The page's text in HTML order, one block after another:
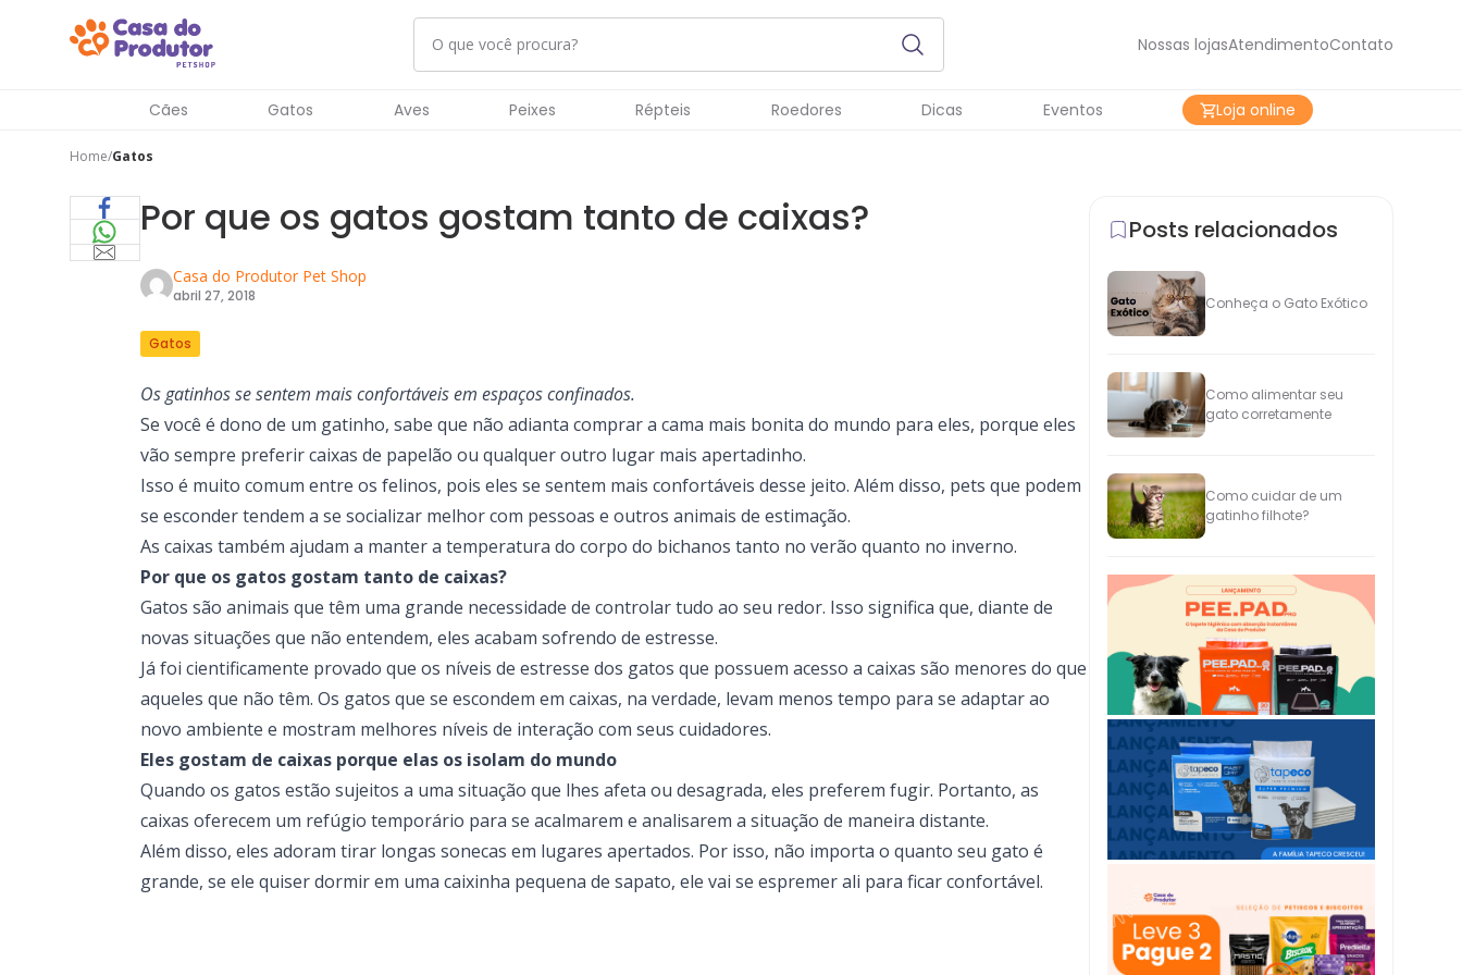
Nossas lojasAtendimentoContato
Cães Gatos Aves Peixes Répteis Roedores Dicas Eventos Loja online
Home Gatos
Por que os gatos gostam tanto de caixas?
Casa do Produtor Pet Shop
abril 27, 2018
Gatos
Os gatinhos se sentem mais confortáveis em espaços confinados.
Se você é dono de um gatinho, sabe que não adianta comprar a cama mais bonita do mundo para eles, porque eles
vão sempre preferir caixas de papelão ou qualquer outro lugar mais apertadinho.
Isso é muito comum entre os felinos, pois eles se sentem mais confortáveis desse jeito. Além disso, pets que podem
se esconder tendem a se socializar melhor com pessoas e outros animais de estimação.
As caixas também ajudam a manter a temperatura do corpo do bichanos tanto no verão quanto no inverno.
Por que os gatos gostam tanto de caixas?
Gatos são animais que têm uma grande necessidade de controlar tudo ao seu redor. Isso significa que, diante de
novas situações que não entendem, eles acabam sofrendo de estresse.
Já foi cientificamente provado que os níveis de estresse dos gatos que possuem acesso a caixas são menores do que
aqueles que não têm. Os gatos que se escondem em caixas, na verdade, levam menos tempo para se adaptar ao
novo ambiente e mostram melhores níveis de interação com seus cuidadores.
Eles gostam de caixas porque elas os isolam do mundo
Quando os gatos estão sujeitos a uma situação que lhes afeta ou desagrada, eles preferem fugir. Portanto, as
caixas oferecem um refúgio temporário para se acalmarem e analisarem a situação de maneira distante.
Além disso, eles adoram tirar longas sonecas em lugares apertados. Por isso, não importa o quanto seu gato é
grande, se ele quiser dormir em uma caixinha pequena de sapato, ele vai se espremer ali para ficar confortável.
Posts relacionados
Conheça o Gato Exótico
Como alimentar seu
gato corretamente
Como cuidar de um
gatinho filhote?